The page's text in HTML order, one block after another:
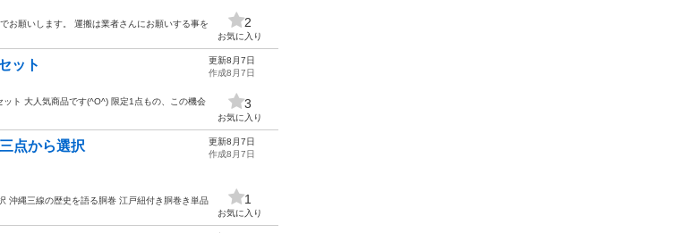
お願いします。 運搬は業者さんにお願いする事を
2
お気に入り
ット
ト 大人気商品です(^O^) 限定1点もの、この機会
更新8月7日
作成8月7日
3
お気に入り
点から選択
沖縄三線の歴史を語る胴巻 江戸紐付き胴巻き単品
更新8月7日
作成8月7日
1
お気に入り